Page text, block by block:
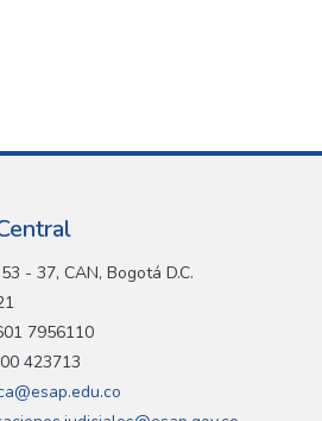
- 37, CAN, Bogotá D.C.
7956110
423713